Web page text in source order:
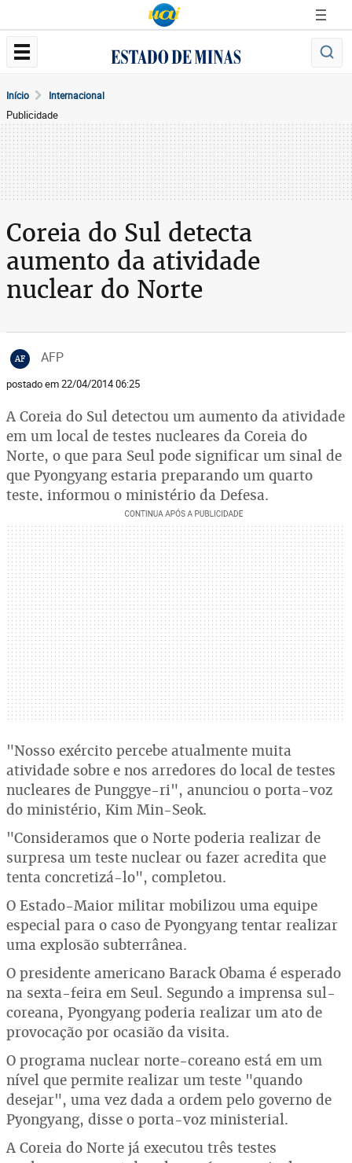
Início Internacional
Publicidade
Coreia do Sul detecta
aumento da atividade
nuclear do Norte
AF AFP
postado em 22/04/2014 06:25
A Coreia do Sul detectou um aumento da atividade
em um local de testes nucleares da Coreia do
Norte, o que para Seul pode significar um sinal de
que Pyongyang estaria preparando um quarto
teste, informou o ministério da Defesa.
"Nosso exército percebe atualmente muita
atividade sobre e nos arredores do local de testes
nucleares de Punggye-ri", anunciou o porta-voz
do ministério, Kim Min-Seok.
"Consideramos que o Norte poderia realizar de
surpresa um teste nuclear ou fazer acredita que
tenta concretizá-lo", completou.
O Estado-Maior militar mobilizou uma equipe
especial para o caso de Pyongyang tentar realizar
uma explosão subterrânea.
O presidente americano Barack Obama é esperado
na sexta-feira em Seul. Segundo a imprensa sul-
coreana, Pyongyang poderia realizar um ato de
provocação por ocasião da visita.
O programa nuclear norte-coreano está em um
nível que permite realizar um teste "quando
desejar", uma vez dada a ordem pelo governo de
Pyongyang, disse o porta-voz ministerial.
A Coreia do Norte já executou três testes